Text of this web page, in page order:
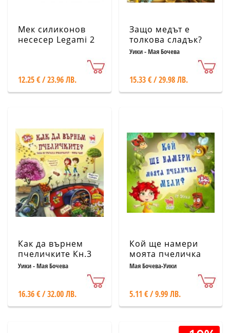
Мек силиконов
несесер Legami 2
12.25 € / 23.96 ЛВ.
Защо медът е
толкова сладък?
Кн.1 от Защо си
Уики - Мая Бочева
15.33 € / 29.98 ЛВ.
Как да върнем
пчеличките Кн.3
от Защо си
Уики - Мая Бочева
16.36 € / 32.00 ЛВ.
Кой ще намери
моята пчеличка
Мели?
Мая Бочева-Уики
5.11 € / 9.99 ЛВ.